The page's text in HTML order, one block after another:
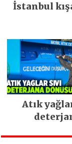
İstanbul
Atık